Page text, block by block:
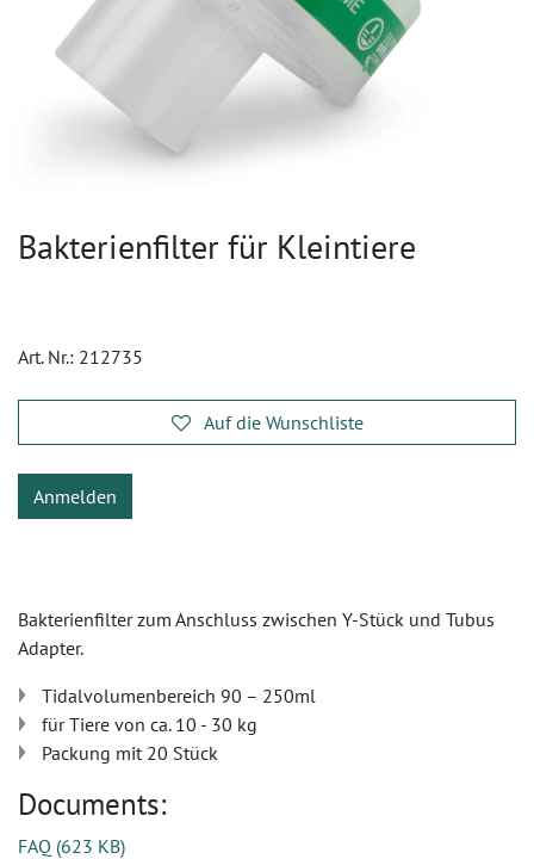
Bakterienfilter für Kleintiere
Art. Nr.: 212735
Auf die Wunschliste
Anmelden
Bakterienfilter zum Anschluss zwischen Y-Stück und Tubus
Adapter.
Tidalvolumenbereich 90 – 250ml
für Tiere von ca. 10 - 30 kg
Packung mit 20 Stück
Documents:
FAQ (623 KB)